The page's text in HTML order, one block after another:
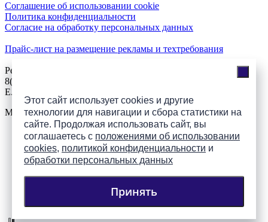
Этот сайт использует cookies и другие
технологии для навигации и сбора статистики на
сайте. Продолжая использовать сайт, вы
соглашаетесь с положениями об использовании
cookies, политикой конфиденциальности и
обработки персональных данных
Принять
Соглашение об использовании cookie
Политика конфиденциальности
Согласие на обработку персональных данных
Прайс-лист на размещение рекламы и техтребования
Реклама на сайте
8(921)508-52-62, телефон 8(8112) 500-131
E.Sezeikina@mhpsk.ru
Меню
Слушать радио «7 небо» онлайн
Подпишись на группы
ПАИ в соцсетях!